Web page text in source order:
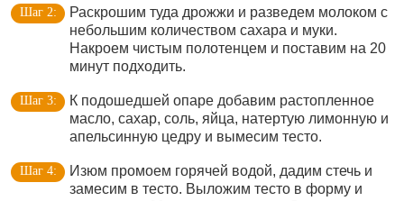
Раскрошим туда дрожжи и разведем молоком с
небольшим количеством сахара и муки.
Накроем чистым полотенцем и поставим на 20
минут подходить.
К подошедшей опаре добавим растопленное
масло, сахар, соль, яйца, натертую лимонную и
апельсинную цедру и вымесим тесто.
Изюм промоем горячей водой, дадим стечь и
замесим в тесто. Выложим тесто в форму и